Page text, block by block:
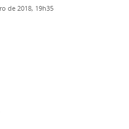
de 2018, 19h35